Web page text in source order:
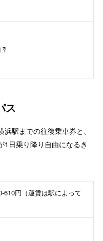
ス
駅までの往復乗車券と、
1日乗り降り自由になるき
610円（運賃は駅によって